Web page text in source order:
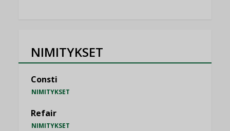
NIMITYKSET
Consti
NIMITYKSET
Refair
NIMITYKSET